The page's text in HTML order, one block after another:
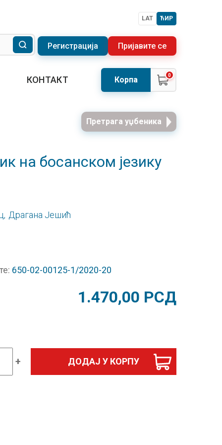
LAT ЋИР
Регистрација Пријавите се
КОНТАКТ Корпа 0
Претрага уџбеника
на босанском језику
Драгана Јешић
650-02-00125-1/2020-20
1.470,00 РСД
+ ДОДАЈ У КОРПУ